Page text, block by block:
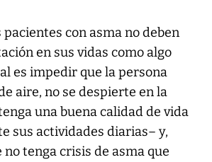
pacientes con asma no deben
en sus vidas como algo
es impedir que la persona
aire, no se despierte en la
una buena calidad de vida
sus actividades diarias– y,
no tenga crisis de asma que